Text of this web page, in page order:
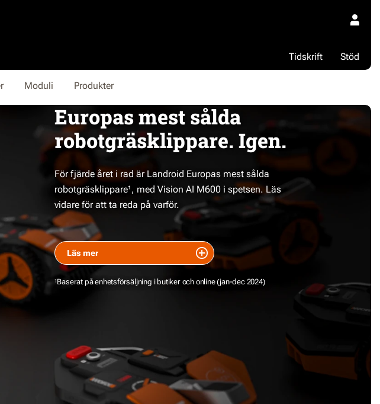
Stöd
Tidskrift
Moduli Produkter
Europas mest sålda
robotgräsklippare. Igen.
För fjärde året i rad är Landroid Europas mest sålda
robotgräsklippare¹, med Vision AI M600 i spetsen. Läs
vidare för att ta reda på varför.
Läs mer
1 Baserat på enhetsförsäljning i butiker och online (jan-dec 2024)